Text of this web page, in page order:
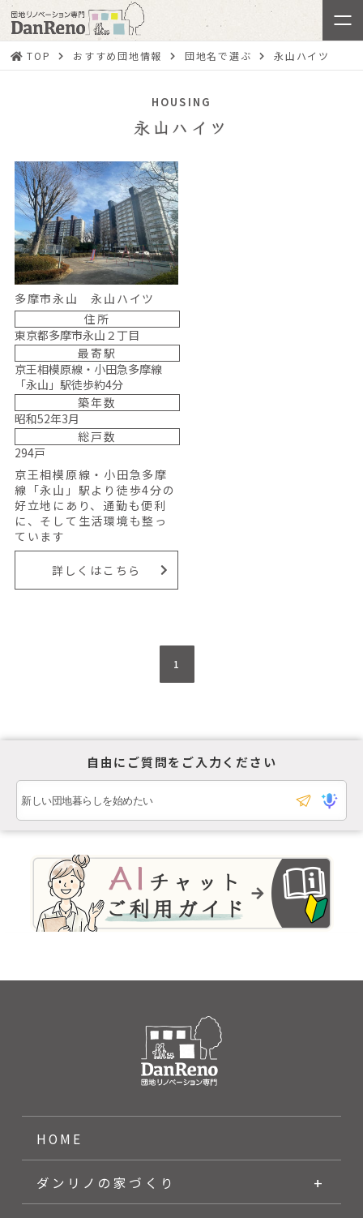
TOP おすすめ団地情報 団地名で選ぶ 永山ハイツ
HOUSING
永山ハイツ
多摩市永山 永山ハイツ
住所
東京都多摩市永山２丁目
最寄駅
京王相模原線・小田急多摩線
「永山」駅徒歩約4分
築年数
昭和52年3月
総戸数
294戸
京王相模原線・小田急多摩
線「永山」駅より徒歩4分の
好立地にあり、通勤も便利
に、そして生活環境も整っ
ています
詳しくはこちら
1
自由にご質問をご入力ください
HOME
ダンリノの家づくり